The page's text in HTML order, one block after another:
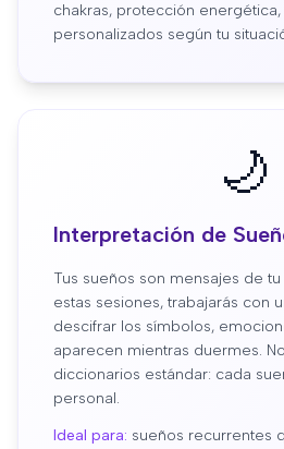
chakras, protección energética,
personalizados según tu
🌙
Interpretación de
Tus sueños son mensajes de
estas sesiones, trabajarás con
descifrar los símbolos,
aparecen mientras duermes.
diccionarios estándar: cada
personal.
Ideal para: sueños recurrentes